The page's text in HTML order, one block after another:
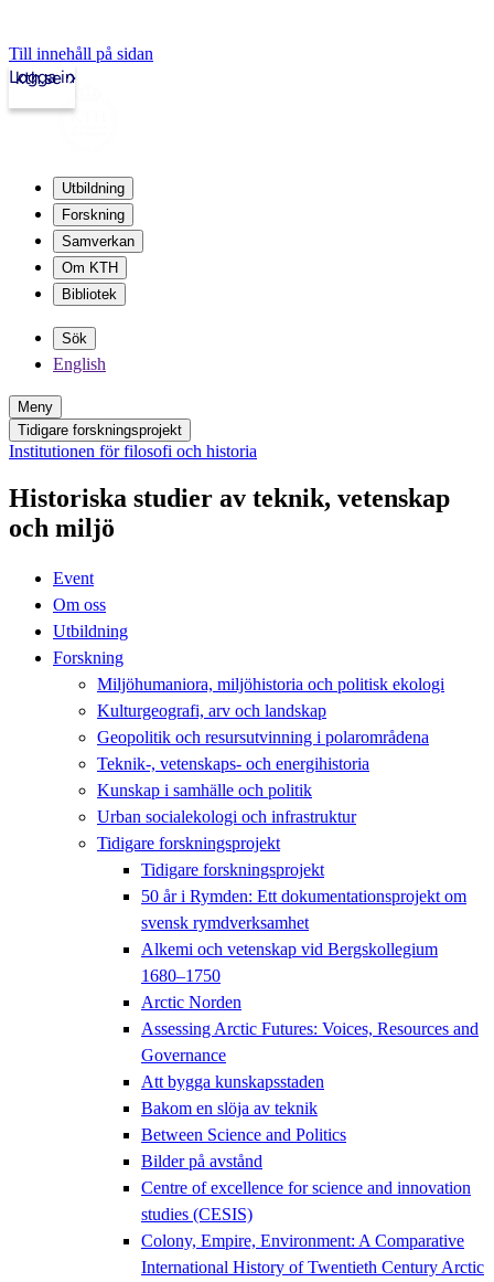
Till innehåll på sidan
kth.se
Logga in
Utbildning
Forskning
Samverkan
Om KTH
Bibliotek
Sök
English
Meny
Tidigare forskningsprojekt
Institutionen för filosofi och historia
Historiska studier av teknik, vetenskap
och miljö
Event
Om oss
Utbildning
Forskning
Miljöhumaniora, miljöhistoria och politisk ekologi
Kulturgeografi, arv och landskap
Geopolitik och resursutvinning i polarområdena
Teknik-, vetenskaps- och energihistoria
Kunskap i samhälle och politik
Urban socialekologi och infrastruktur
Tidigare forskningsprojekt
Tidigare forskningsprojekt
50 år i Rymden: Ett dokumentationsprojekt om
svensk rymdverksamhet
Alkemi och vetenskap vid Bergskollegium
1680–1750
Arctic Norden
Assessing Arctic Futures: Voices, Resources and
Governance
Att bygga kunskapsstaden
Bakom en slöja av teknik
Between Science and Politics
Bilder på avstånd
Centre of excellence for science and innovation
studies (CESIS)
Colony, Empire, Environment: A Comparative
International History of Twentieth Century Arctic